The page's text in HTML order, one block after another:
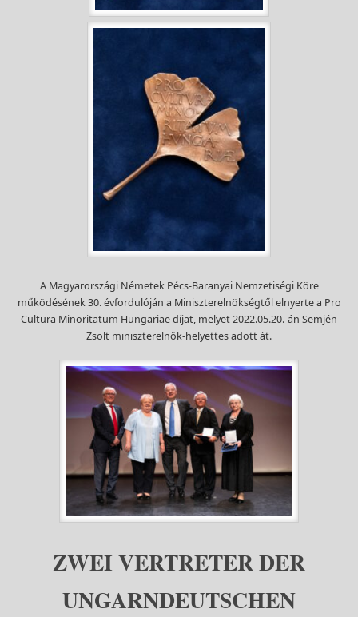
A Magyarországi Németek Pécs-Baranyai Nemzetiségi Köre
működésének 30. évfordulóján a Miniszterelnökségtől elnyerte a Pro
Cultura Minoritatum Hungariae díjat, melyet 2022.05.20.-án Semjén
Zsolt miniszterelnök-helyettes adott át.
ZWEI VERTRETER DER
UNGARNDEUTSCHEN